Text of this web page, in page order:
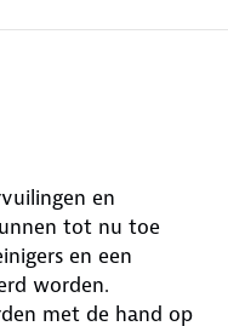
en
tot nu toe
en een
worden.
met de hand op